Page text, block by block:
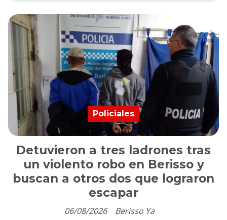
Detuvieron a tres ladrones tras
un violento robo en Berisso y
buscan a otros dos que lograron
escapar
Berisso Ya
Policiales
06/08/2026